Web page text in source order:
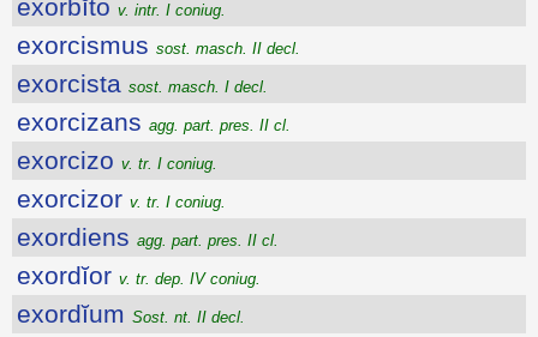
exorbĭto v. intr. I coniug.
exorcismus sost. masch. II decl.
exorcista sost. masch. I decl.
exorcizans agg. part. pres. II cl.
exorcizo v. tr. I coniug.
exorcizor v. tr. I coniug.
exordiens agg. part. pres. II cl.
exordĭor v. tr. dep. IV coniug.
exordĭum Sost. nt. II decl.